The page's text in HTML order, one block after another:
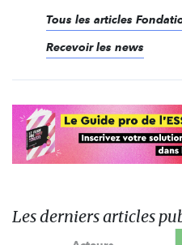
Tous les articles
Recevoir les news
Les derniers articles